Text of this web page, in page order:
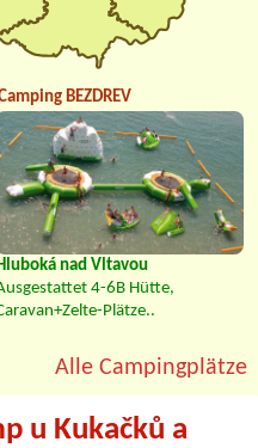
BEZDREV
nad Vltavou
4-6B Hütte,
Plätze..
Alle Campingplätze
u Kukačků a